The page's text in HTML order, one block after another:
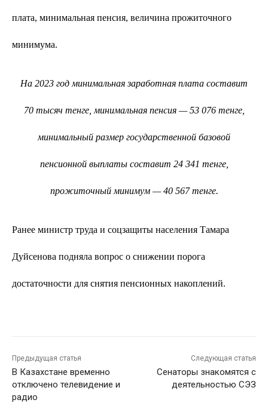
плата, минимальная пенсия, величина прожиточного
минимума.
На 2023 год минимальная заработная плата составит
70 тысяч тенге, минимальная пенсия — 53 076 тенге,
минимальный размер государственной базовой
пенсионной выплаты составит 24 341 тенге,
прожиточный минимум — 40 567 тенге.
Ранее министр труда и соцзащиты населения Тамара
Дуйсенова подняла вопрос о снижении порога
достаточности для снятия пенсионных накоплений.
Предыдущая статья
В Казахстане временно
отключено телевидение и
радио
Следующая статья
Сенаторы знакомятся с
деятельностью СЭЗ